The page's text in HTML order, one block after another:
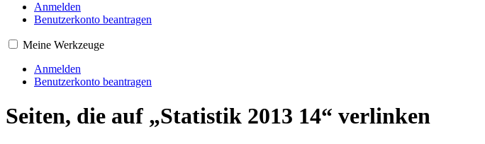
Anmelden
Benutzerkonto beantragen
Meine Werkzeuge
Anmelden
Benutzerkonto beantragen
Seiten, die auf „Statistik 2013 14“ verlinken